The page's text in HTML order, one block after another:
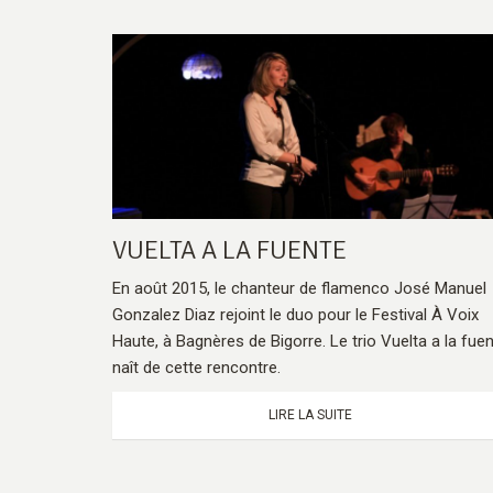
VUELTA A LA FUENTE
En août 2015, le chanteur de flamenco José Manuel
Gonzalez Diaz rejoint le duo pour le Festival À Voix
Haute, à Bagnères de Bigorre. Le trio Vuelta a la
naît de cette rencontre.
LIRE LA SUITE